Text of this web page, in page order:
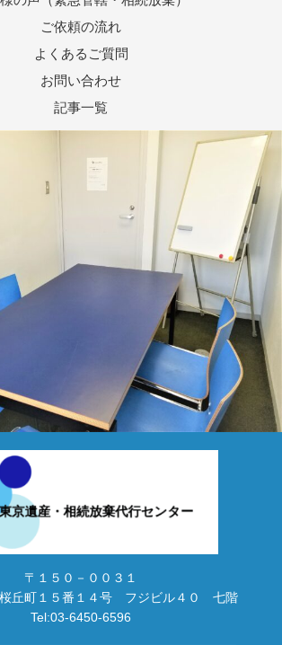
ご依頼の流れ
よくあるご質問
お問い合わせ
記事一覧
〒１５０－００３１
丘町１５番１４号 フジビル４０ 七階
Tel:03-6450-6596